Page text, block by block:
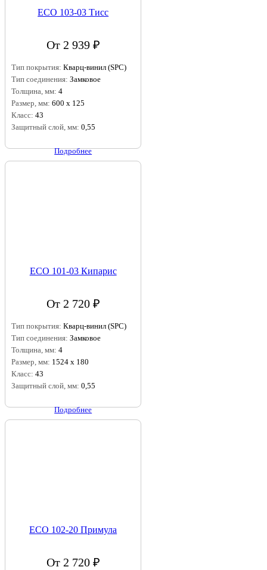
ECO 103-03 Тисс
От 2 939 ₽
Тип покрытия: Кварц-винил (SPC)
Тип соединения: Замковое
Толщина, мм: 4
Размер, мм: 600 х 125
Класс: 43
Защитный слой, мм: 0,55
Подробнее
ECO 101-03 Кипарис
От 2 720 ₽
Тип покрытия: Кварц-винил (SPC)
Тип соединения: Замковое
Толщина, мм: 4
Размер, мм: 1524 х 180
Класс: 43
Защитный слой, мм: 0,55
Подробнее
ECO 102-20 Примула
От 2 720 ₽